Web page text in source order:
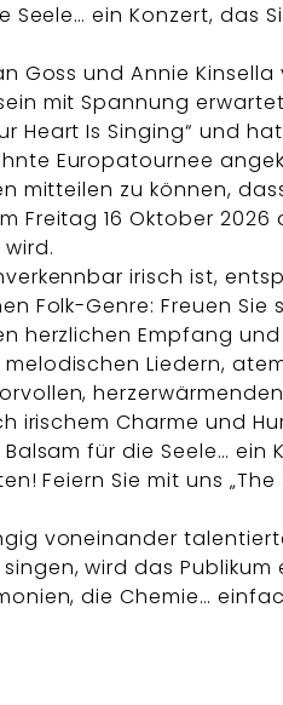
Seele… ein Konzert, das
Goss und Annie
mit Spannung
Heart Is Singing“ und
Europatournee
mitteilen zu können,
Freitag 16 Oktober 2026
irisch ist,
Folk-Genre: Freuen Sie
herzlichen Empfang
Liedern,
irischem Charme und
für die Seele… ein
Feiern Sie mit uns „The
voneinander
wird das Publikum
die Chemie…